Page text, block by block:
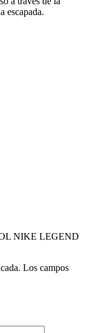
escapada.
NIKE LEGEND
Los campos